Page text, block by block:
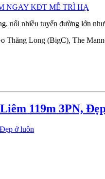
nối nhiều tuyến đường lớn
Long (BigC), The
119m 3PN,